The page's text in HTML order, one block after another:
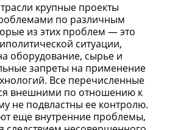
крупные проекты
по различным
из этих проблем — это
ситуации,
оборудование, сырье и
запреты на применение
Все перечисленные
внешними по отношению к
не подвластны ее контролю.
еще внутренние проблемы,